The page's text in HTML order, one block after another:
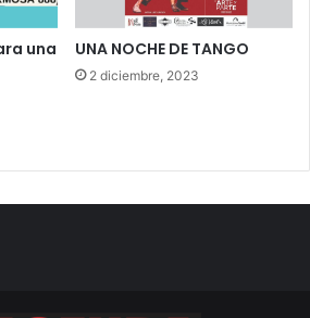
una
UNA NOCHE DE TANGO
2 diciembre, 2023